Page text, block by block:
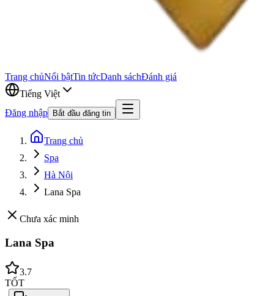
Trang chủNổi bậtTin tứcDanh sáchĐánh giá
Tiếng Việt
Đăng nhập
Bắt đầu đăng tin
Trang chủ
Spa
Hà Nội
Lana Spa
Chưa xác minh
Lana Spa
3.7
TỐT